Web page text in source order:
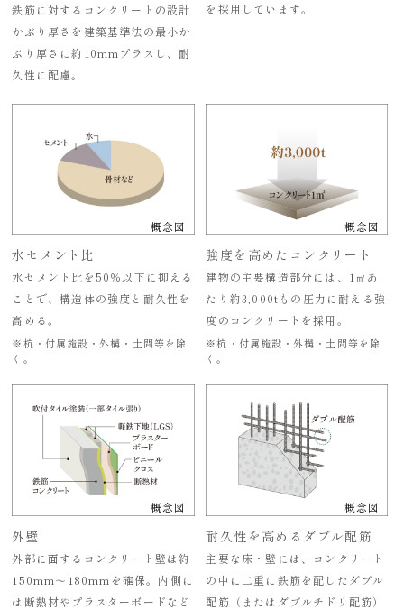
鉄筋に対するコンクリートの設計
かぶり厚さを建築基準法の最小か
ぶり厚さに約10mmプラスし、耐
久性に配慮。
を採用しています。
概念図
水セメント比
水セメント比を50％以下に抑える
ことで、構造体の強度と耐久性を
高める。
※杭・付属施設・外構・土間等を除
く。
概念図
強度を高めたコンクリート
建物の主要構造部分には、1㎡あ
たり約3,000tもの圧力に耐える強
度のコンクリートを採用。
※杭・付属施設・外構・土間等を除
く。
概念図
外壁
外部に面するコンクリート壁は約
150mm～180mmを確保。内側に
は断熱材やプラスターボードなど
概念図
耐久性を高めるダブル配筋
主要な床・壁には、コンクリート
の中に二重に鉄筋を配したダブル
配筋（またはダブルチドリ配筋）